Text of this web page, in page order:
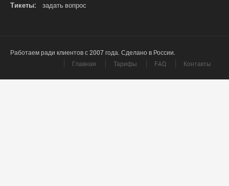
Тикеты:
задать вопрос
Работаем ради клиентов с 2007 года. Сделано в России.
Главная
Тарифы FAQ Контакты